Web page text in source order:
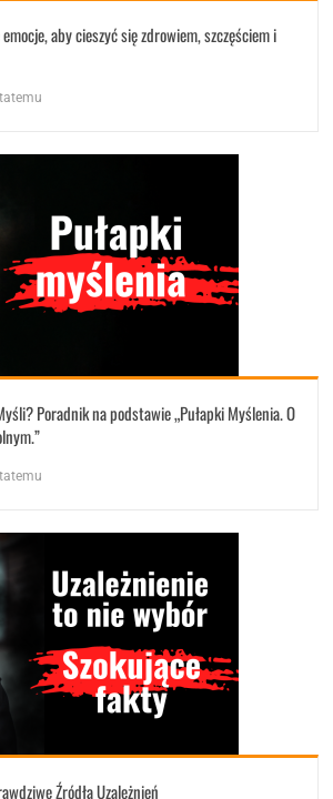
aby cieszyć się zdrowiem, szczęściem i
Poradnik na podstawie „Pułapki Myślenia. O
Źródła Uzależnień